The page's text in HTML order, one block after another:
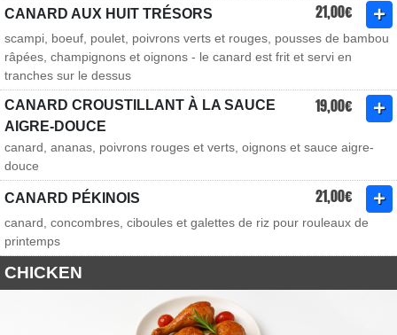
CANARD AUX HUIT TRÉSORS 21,00€
scampi, boeuf, poulet, poivrons verts et rouges, pousses de bambou
râpées, champignons et oignons - le canard est frit et servi en
tranches sur le dessus
CANARD CROUSTILLANT À LA SAUCE
AIGRE-DOUCE
19,00€
canard, ananas, poivrons rouges et verts, oignons et sauce aigre-
douce
CANARD PÉKINOIS 21,00€
canard, concombres, ciboules et galettes de riz pour rouleaux de
printemps
CHICKEN